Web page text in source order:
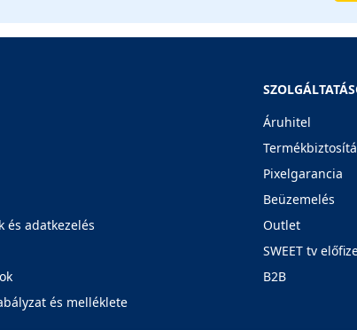
és adatkezelés
és melléklete
Áruhitel
Pixelgarancia
Beüzemelés
Outlet
SWEET tv
B2B